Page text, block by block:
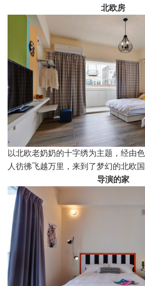
北欧房
以北欧老奶奶的十字绣为主题，经由
人彷彿飞越万里，来到了梦幻的北欧国
导演的家